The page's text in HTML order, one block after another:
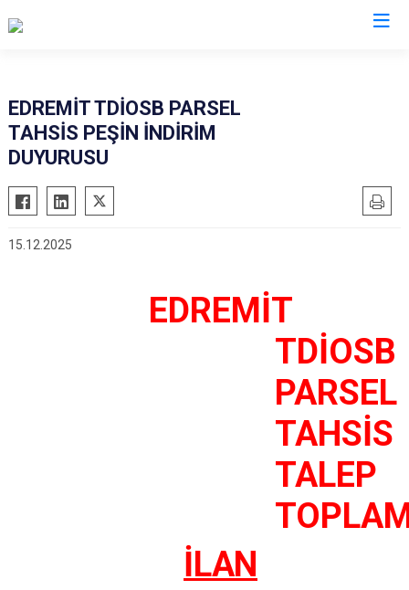
Ayvalık
Bandırma
Havran
Sındırgı
EDREMİT TDİOSB PARSEL
TAHSİS PEŞİN İNDİRİM
DUYURUSU
15.12.2025
EDREMİT
TDİOSB
PARSEL
TAHSİS
TALEP
İLAN